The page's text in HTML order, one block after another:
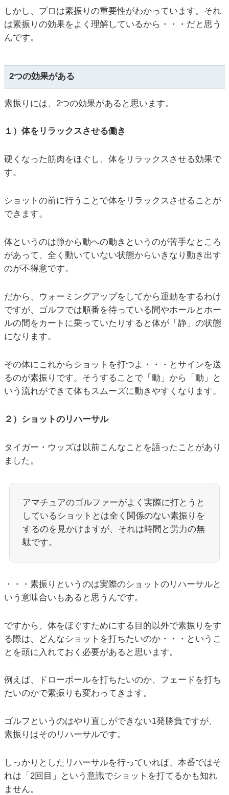
しかし、プロは素振りの重要性がわかっています。それ
は素振りの効果をよく理解しているから・・・だと思う
んです。
2つの効果がある
素振りには、2つの効果があると思います。
１）体をリラックスさせる働き
硬くなった筋肉をほぐし、体をリラックスさせる効果で
す。
ショットの前に行うことで体をリラックスさせることが
できます。
体というのは静から動への動きというのが苦手なところ
があって、全く動いていない状態からいきなり動き出す
のが不得意です。
だから、ウォーミングアップをしてから運動をするわけ
ですが、ゴルフでは順番を待っている間やホールとホー
ルの間をカートに乗っていたりすると体が「静」の状態
になります。
その体にこれからショットを打つよ・・・とサインを送
るのが素振りです。そうすることで「動」から「動」と
いう流れができて体もスムーズに動きやすくなります。
２）ショットのリハーサル
タイガー・ウッズは以前こんなことを語ったことがあり
ました。
アマチュアのゴルファーがよく実際に打とうと
しているショットとは全く関係のない素振りを
するのを見かけますが、それは時間と労力の無
駄です。
・・・素振りというのは実際のショットのリハーサルと
いう意味合いもあると思うんです。
ですから、体をほぐすためにする目的以外で素振りをす
る際は、どんなショットを打ちたいのか・・・というこ
とを頭に入れておく必要があると思います。
例えば、ドローボールを打ちたいのか、フェードを打ち
たいのかで素振りも変わってきます。
ゴルフというのはやり直しができない1発勝負ですが、
素振りはそのリハーサルです。
しっかりとしたリハーサルを行っていれば、本番ではそ
れは「2回目」という意識でショットを打てるかも知れ
ません。